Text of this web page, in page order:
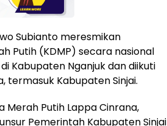
Subianto meresmikan
Putih (KDMP) secara nasional
Kabupaten Nganjuk dan diikuti
termasuk Kabupaten Sinjai.
Merah Putih Lappa Cinrana,
Pemerintah Kabupaten Sinjai